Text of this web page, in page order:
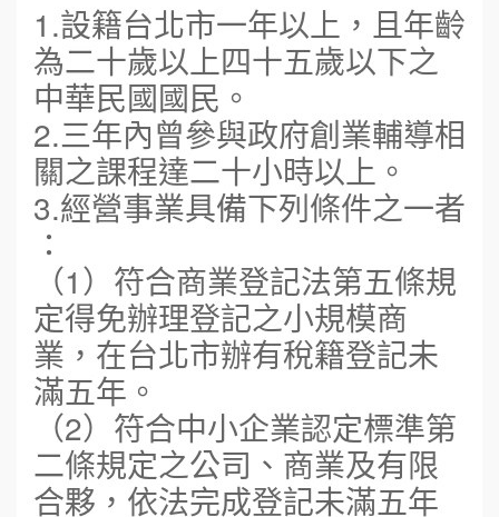
1.設籍台北市一年以上，且年齡
為二十歲以上四十五歲以下之
中華民國國民。
2.三年內曾參與政府創業輔導相
關之課程達二十小時以上。
3.經營事業具備下列條件之一者
：
（1）符合商業登記法第五條規
定得免辦理登記之小規模商
業，在台北市辦有稅籍登記未
滿五年。
（2）符合中小企業認定標準第
二條規定之公司、商業及有限
合夥，依法完成登記未滿五年